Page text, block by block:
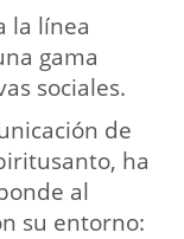
la línea
gama
sociales.
de
ha
al
su entorno: